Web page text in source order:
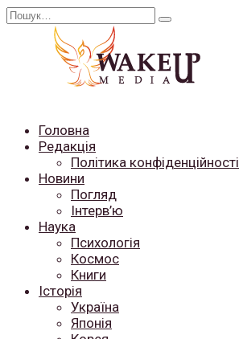
Перейти
Search
Головна
Редакція
Політика конфіденційності
Новини
Погляд
Інтерв’ю
Наука
Психологія
Космос
Книги
Історія
Україна
Японія